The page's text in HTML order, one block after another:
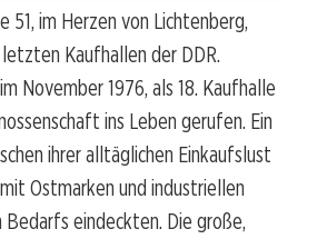
51, im Herzen von Lichtenberg,
Kaufhallen der DDR.
November 1976, als 18. Kaufhalle
ins Leben gerufen. Ein
ihrer alltäglichen Einkaufslust
Ostmarken und industriellen
eindeckten. Die große,